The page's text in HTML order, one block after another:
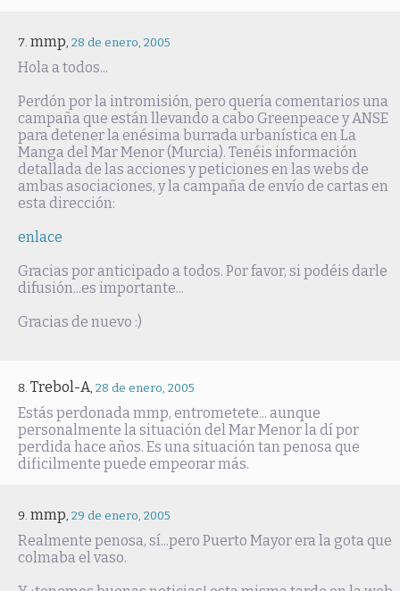
mmp, 28 de enero, 2005
Hola a todos...
Perdón por la intromisión, pero quería comentarios una
campaña que están llevando a cabo Greenpeace y ANSE
para detener la enésima burrada urbanística en La
Manga del Mar Menor (Murcia). Tenéis información
detallada de las acciones y peticiones en las webs de
ambas asociaciones, y la campaña de envío de cartas en
esta dirección:
enlace
Gracias por anticipado a todos. Por favor, si podéis darle
difusión...es importante...
Gracias de nuevo :)
Trebol-A, 28 de enero, 2005
Estás perdonada mmp, entrometete... aunque
personalmente la situación del Mar Menor la dí por
perdida hace años. Es una situación tan penosa que
dificilmente puede empeorar más.
mmp, 29 de enero, 2005
Realmente penosa, sí...pero Puerto Mayor era la gota que
colmaba el vaso.